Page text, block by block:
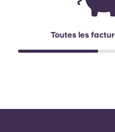
Toutes les